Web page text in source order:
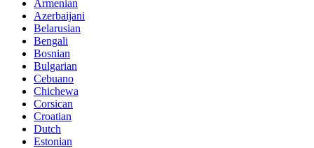
Armenian
Azerbaijani
Belarusian
Bengali
Bosnian
Bulgarian
Cebuano
Chichewa
Corsican
Croatian
Dutch
Estonian